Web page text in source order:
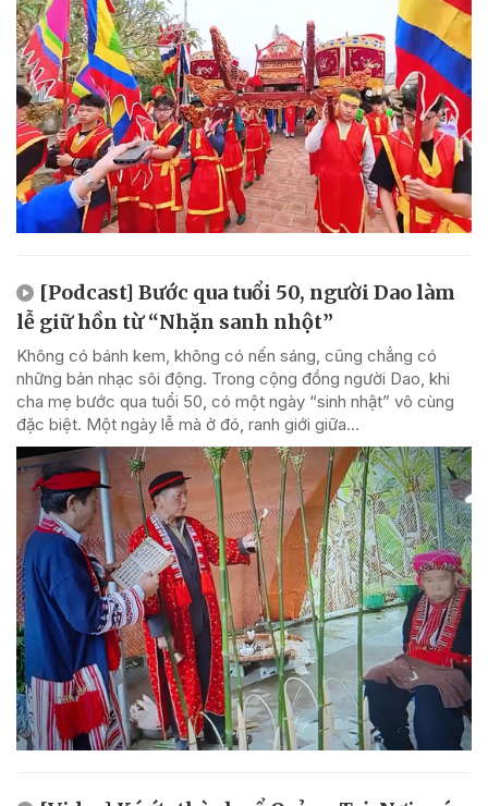
[Podcast] Bước qua tuổi 50, người Dao làm
lễ giữ hồn từ “Nhặn sanh nhột”
Không có bánh kem, không có nến sáng, cũng chẳng có
những bản nhạc sôi động. Trong cộng đồng người Dao, khi
cha mẹ bước qua tuổi 50, có một ngày “sinh nhật” vô cùng
đặc biệt. Một ngày lễ mà ở đó, ranh giới giữa...